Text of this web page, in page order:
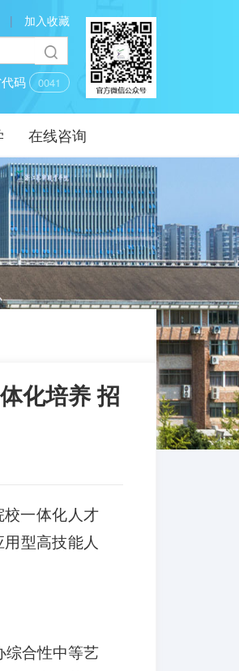
| 加入收藏
代码 0041
在线咨询
化培养 招
一体化人才
型高技能人
综合性中等艺